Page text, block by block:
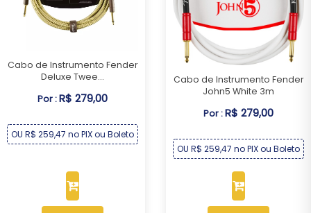
Cabo de Instrumento Fender
Deluxe Twee...
Por :R$ 279,00
OU R$ 259,47 no PIX ou Boleto
Cabo de Instrumento Fender
John5 White 3m
Por :R$ 279,00
OU R$ 259,47 no PIX ou Boleto